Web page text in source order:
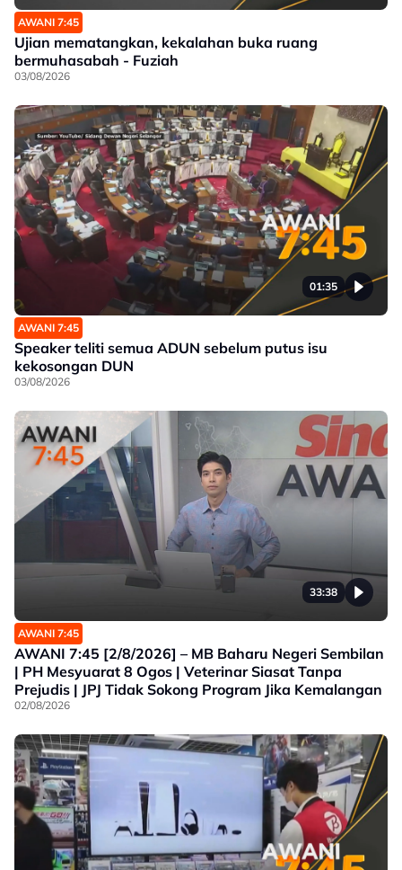
AWANI 7:45
Ujian mematangkan, kekalahan buka ruang
bermuhasabah - Fuziah
03/08/2026
01:35
AWANI 7:45
Speaker teliti semua ADUN sebelum putus isu
kekosongan DUN
03/08/2026
33:38
AWANI 7:45
AWANI 7:45 [2/8/2026] – MB Baharu Negeri Sembilan
| PH Mesyuarat 8 Ogos | Veterinar Siasat Tanpa
Prejudis | JPJ Tidak Sokong Program Jika Kemalangan
02/08/2026